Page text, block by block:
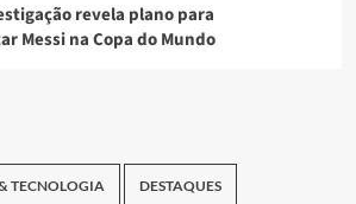
revela plano para
Messi na Copa do Mundo
TECNOLOGIA DESTAQUES